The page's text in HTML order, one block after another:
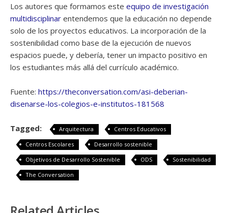
Los autores que formamos este equipo de investigación
multidisciplinar entendemos que la educación no depende
solo de los proyectos educativos. La incorporación de la
sostenibilidad como base de la ejecución de nuevos
espacios puede, y debería, tener un impacto positivo en
los estudiantes más allá del currículo académico.
Fuente: https://theconversation.com/asi-deberian-
disenarse-los-colegios-e-institutos-181568
Tagged: Arquitectura
Centros Educativos
Centros Escolares
Desarrollo sostenible
Objetivos de Desarrollo Sostenible
ODS
Sostenibilidad
The Conversation